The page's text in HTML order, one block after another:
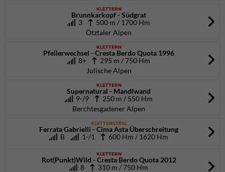
KLETTERN
Brunnkarkopf - Südgrat
3
500 m / 1700 Hm
Ötztaler Alpen
KLETTERN
Pfeilerwechsel - Cresta Berdo Quota 1996
8+
295 m / 750 Hm
Julische Alpen
KLETTERN
Supernatural - Mandlwand
9-/9
250 m / 550 Hm
Berchtesgadener Alpen
KLETTERSTEIG
Ferrata Gabrielli - Cima Asta Überschreitung
B
1-/1 600 Hm / 1620 Hm
KLETTERN
Rot(Punkt)Wild - Cresta Berdo Quota 2012
8
310 m / 750 Hm